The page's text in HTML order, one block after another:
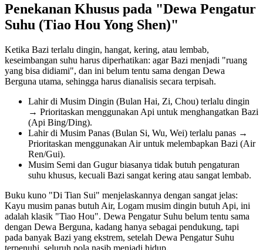
Penekanan Khusus pada "Dewa Pengatur
Suhu (Tiao Hou Yong Shen)"
Ketika Bazi terlalu dingin, hangat, kering, atau lembab,
keseimbangan suhu harus diperhatikan: agar Bazi menjadi "ruang
yang bisa didiami", dan ini belum tentu sama dengan Dewa
Berguna utama, sehingga harus dianalisis secara terpisah.
Lahir di Musim Dingin (Bulan Hai, Zi, Chou) terlalu dingin
→ Prioritaskan menggunakan Api untuk menghangatkan Bazi
(Api Bing/Ding).
Lahir di Musim Panas (Bulan Si, Wu, Wei) terlalu panas →
Prioritaskan menggunakan Air untuk melembapkan Bazi (Air
Ren/Gui).
Musim Semi dan Gugur biasanya tidak butuh pengaturan
suhu khusus, kecuali Bazi sangat kering atau sangat lembab.
Buku kuno "Di Tian Sui" menjelaskannya dengan sangat jelas:
Kayu musim panas butuh Air, Logam musim dingin butuh Api, ini
adalah klasik "Tiao Hou". Dewa Pengatur Suhu belum tentu sama
dengan Dewa Berguna, kadang hanya sebagai pendukung, tapi
pada banyak Bazi yang ekstrem, setelah Dewa Pengatur Suhu